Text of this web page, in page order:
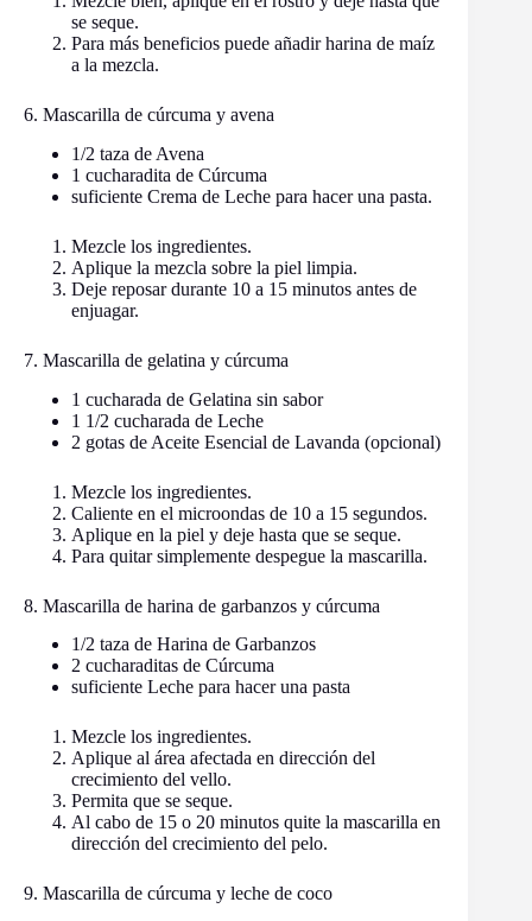
se seque.
Para más beneficios puede añadir harina de maíz
a la mezcla.
6. Mascarilla de cúrcuma y avena
1/2 taza de Avena
1 cucharadita de Cúrcuma
suficiente Crema de Leche para hacer una pasta.
Mezcle los ingredientes.
Aplique la mezcla sobre la piel limpia.
Deje reposar durante 10 a 15 minutos antes de
enjuagar.
7. Mascarilla de gelatina y cúrcuma
1 cucharada de Gelatina sin sabor
1 1/2 cucharada de Leche
2 gotas de Aceite Esencial de Lavanda (opcional)
Mezcle los ingredientes.
Caliente en el microondas de 10 a 15 segundos.
Aplique en la piel y deje hasta que se seque.
Para quitar simplemente despegue la mascarilla.
8. Mascarilla de harina de garbanzos y cúrcuma
1/2 taza de Harina de Garbanzos
2 cucharaditas de Cúrcuma
suficiente Leche para hacer una pasta
Mezcle los ingredientes.
Aplique al área afectada en dirección del
crecimiento del vello.
Permita que se seque.
Al cabo de 15 o 20 minutos quite la mascarilla en
dirección del crecimiento del pelo.
9. Mascarilla de cúrcuma y leche de coco